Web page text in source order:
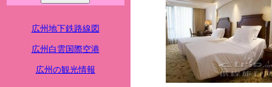
広州地下鉄路線図
広州白雲国際空港
広州の観光情報